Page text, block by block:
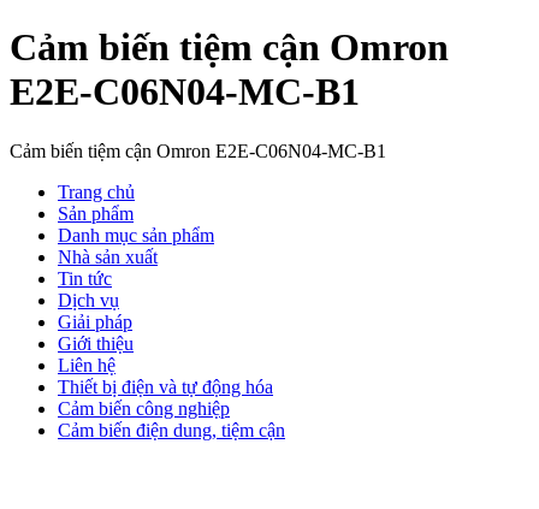
Cảm biến tiệm cận Omron
E2E-C06N04-MC-B1
Cảm biến tiệm cận Omron E2E-C06N04-MC-B1
Trang chủ
Sản phẩm
Danh mục sản phẩm
Nhà sản xuất
Tin tức
Dịch vụ
Giải pháp
Giới thiệu
Liên hệ
Thiết bị điện và tự động hóa
Cảm biến công nghiệp
Cảm biến điện dung, tiệm cận